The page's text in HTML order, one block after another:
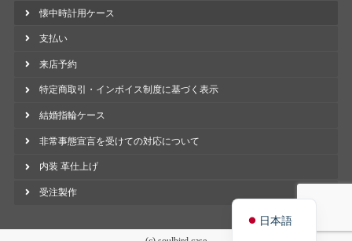
懐中時計用ケース
支払い
来店予約
特定商取引・インボイス制度に基づく表示
結婚指輪ケース
非常事態宣言を受けての対応について
内装 革仕上げ
受注製作
日本語